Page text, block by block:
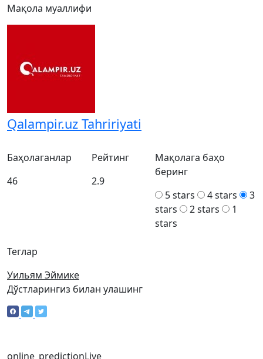
Мақола муаллифи
Qalampir.uz Tahririyati
Теглар
Уильям Эймике
Баҳолаганлар
46
Рейтинг
2.9
Мақолага баҳо
беринг
5 stars
4 stars
3
stars
2 stars
1
stars
Дўстларингиз билан улашинг
online_predictionLive